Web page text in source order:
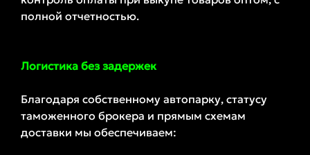
полной отчетностью.
Логистика без задержек
Благодаря собственному автопарку, статусу
таможенного брокера и прямым схемам
доставки мы обеспечиваем: